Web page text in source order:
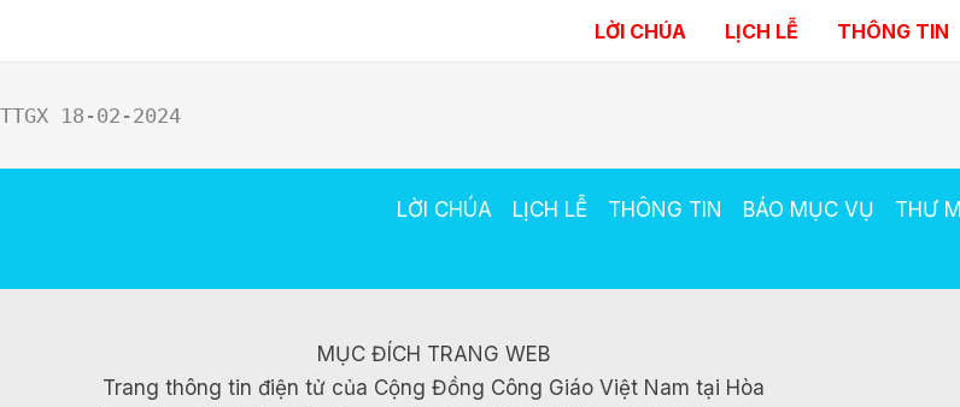
inhoud
LỜI CHÚA LỊCH LỄ THÔNG TIN
TTGX 18-02-2024
LỜI CHÚA LỊCH LỄ THÔNG TIN BÁO MỤC VỤ THƯ
MỤC ĐÍCH TRANG WEB
Trang thông tin điện tử của Cộng Đồng Công Giáo Việt Nam tại Hòa